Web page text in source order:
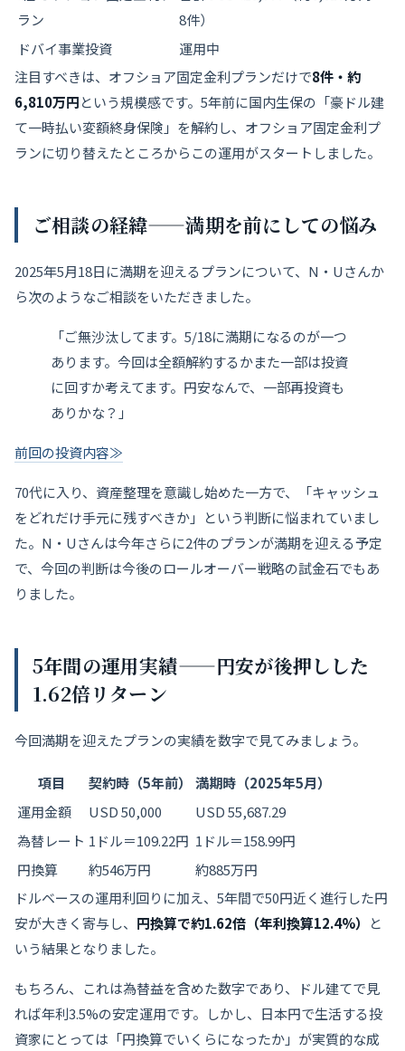
ラン
8件）
ドバイ事業投資
運用中
注目すべきは、オフショア固定金利プランだけで8件・約
6,810万円という規模感です。5年前に国内生保の「豪ドル建
て一時払い変額終身保険」を解約し、オフショア固定金利プ
ランに切り替えたところからこの運用がスタートしました。
ご相談の経緯——満期を前にしての悩み
2025年5月18日に満期を迎えるプランについて、N・Uさんか
ら次のようなご相談をいただきました。
「ご無沙汰してます。5/18に満期になるのが一つ
あります。今回は全額解約するかまた一部は投資
に回すか考えてます。円安なんで、一部再投資も
ありかな？」
前回の投資内容≫
70代に入り、資産整理を意識し始めた一方で、「キャッシュ
をどれだけ手元に残すべきか」という判断に悩まれていまし
た。N・Uさんは今年さらに2件のプランが満期を迎える予定
で、今回の判断は今後のロールオーバー戦略の試金石でもあ
りました。
5年間の運用実績——円安が後押しした
1.62倍リターン
今回満期を迎えたプランの実績を数字で見てみましょう。
項目 契約時（5年前）
満期時（2025年5月）
運用金額
USD 50,000
USD 55,687.29
為替レート 1ドル＝109.22円 1ドル＝158.99円
円換算
約546万円
約885万円
ドルベースの運用利回りに加え、5年間で50円近く進行した円
安が大きく寄与し、 円換算で約1.62倍（年利換算12.4%）
と
いう結果となりました。
もちろん、これは為替益を含めた数字であり、ドル建てで見
れば年利3.5%の安定運用です。しかし、日本円で生活する投
資家にとっては「円換算でいくらになったか」が実質的な成